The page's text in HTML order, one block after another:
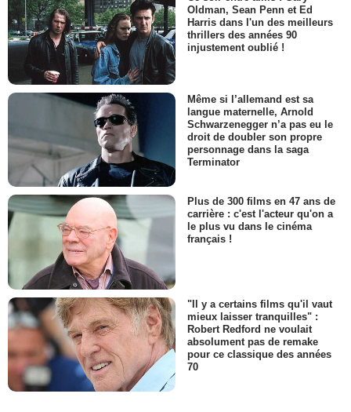
Oldman, Sean Penn et Ed
Harris dans l'un des meilleurs
thrillers des années 90
injustement oublié !
Même si l’allemand est sa
langue maternelle, Arnold
Schwarzenegger n’a pas eu le
droit de doubler son propre
personnage dans la saga
Terminator
Plus de 300 films en 47 ans de
carrière : c'est l'acteur qu'on a
le plus vu dans le cinéma
français !
"Il y a certains films qu'il vaut
mieux laisser tranquilles" :
Robert Redford ne voulait
absolument pas de remake
pour ce classique des années
70